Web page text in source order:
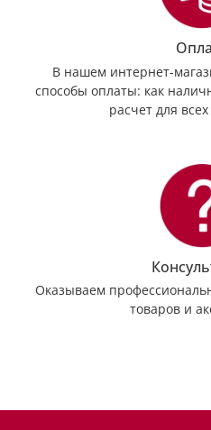
В нашем интернет-
способы оплаты: как
расчет для
Оказываем
товаров и